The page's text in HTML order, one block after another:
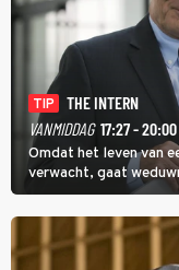
TIP
THE INTERN
VANMIDDAG 17:27 - 20:00
Omdat het leven van
verwacht, gaat
bij de hippe